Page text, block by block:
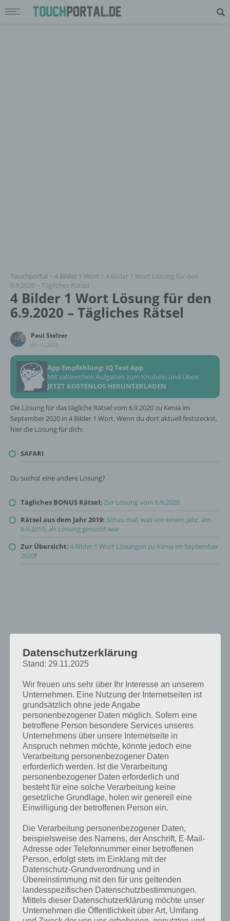
Touchportal > 4 Bilder 1 Wort > 4 Bilder 1 Wort Lösung für den
6.9.2020 – Tägliches Rätsel
4 Bilder 1 Wort Lösung für den
6.9.2020 – Tägliches Rätsel
Paul Stelzer
09.11.2022
App Empfehlung: IQ Test App
Mit zahlreichen Aufgaben zum Knobeln und Üben
JETZT KOSTENLOS HERUNTERLADEN
Die Lösung für das tägliche Rätsel vom 6.9.2020 zu Kenia im
September 2020 in 4 Bilder 1 Wort. Wenn du dort aktuell feststeckst,
hier die Lösung für dich:
SAFARI
Du suchst eine andere Lösung?
Tägliches BONUS Rätsel: Zur Lösung vom 6.9.2020
Rätsel aus dem Jahr 2019: Schau mal, was vor einem Jahr, am
6.9.2019, als Lösung gesucht war
Zur Übersicht:4 Bilder 1 Wort Lösungen zu Kenia im September
2020!
Kurze Begriffserklärung zur Lösung
Safari
Safari ist die Lösung für das tägliche Rätsel am 6.9.2020 in 4 Bilder 1
Wort, doch welche Bedeutung hat dieses eigentlich und was gibt es
dazu zu wissen? Passt das Wort auch zu Kenia? Zu bestimmten
Lösungen präsentieren wir daher auch immer eine kurze
Begriffserklärung!
Datenschutzerklärung
Stand: 29.11.2025
Wir freuen uns sehr über Ihr Interesse an unserem
Unternehmen. Eine Nutzung der Internetseiten ist
grundsätzlich ohne jede Angabe
personenbezogener Daten möglich. Sofern eine
betroffene Person besondere Services unseres
Unternehmens über unsere Internetseite in
Anspruch nehmen möchte, könnte jedoch eine
Verarbeitung personenbezogener Daten
erforderlich werden. Ist die Verarbeitung
personenbezogener Daten erforderlich und
besteht für eine solche Verarbeitung keine
gesetzliche Grundlage, holen wir generell eine
Einwilligung der betroffenen Person ein.
Die Verarbeitung personenbezogener Daten,
beispielsweise des Namens, der Anschrift, E-Mail-
Adresse oder Telefonnummer einer betroffenen
Person, erfolgt stets im Einklang mit der
Datenschutz-Grundverordnung und in
Übereinstimmung mit den für uns geltenden
landesspezifischen Datenschutzbestimmungen.
Mittels dieser Datenschutzerklärung möchte unser
Unternehmen die Öffentlichkeit über Art, Umfang